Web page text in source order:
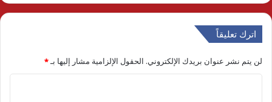
اترك تعليقاً
لن يتم نشر عنوان بريدك الإلكتروني. الحقول الإلزامية مشار إليها بـ*